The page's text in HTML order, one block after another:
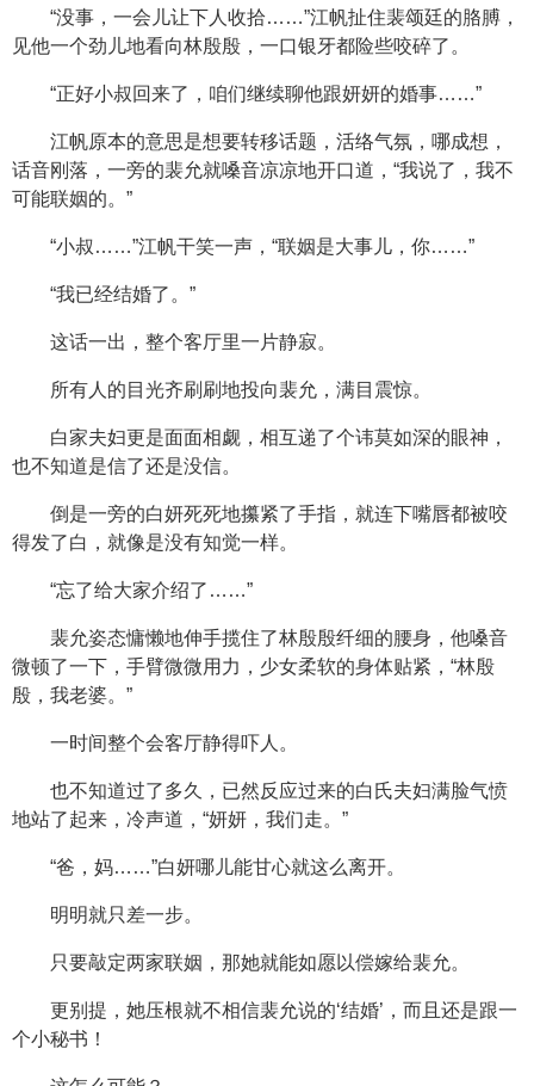
“没事，一会儿让下人收拾……”江帆扯住裴颂廷的胳膊，
见他一个劲儿地看向林殷殷，一口银牙都险些咬碎了。
“正好小叔回来了，咱们继续聊他跟妍妍的婚事……”
江帆原本的意思是想要转移话题，活络气氛，哪成想，
话音刚落，一旁的裴允就嗓音凉凉地开口道，“我说了，我不
可能联姻的。”
“小叔……”江帆干笑一声，“联姻是大事儿，你……”
“我已经结婚了。”
这话一出，整个客厅里一片静寂。
所有人的目光齐刷刷地投向裴允，满目震惊。
白家夫妇更是面面相觑，相互递了个讳莫如深的眼神，
也不知道是信了还是没信。
倒是一旁的白妍死死地攥紧了手指，就连下嘴唇都被咬
得发了白，就像是没有知觉一样。
“忘了给大家介绍了……”
裴允姿态慵懒地伸手揽住了林殷殷纤细的腰身，他嗓音
微顿了一下，手臂微微用力，少女柔软的身体贴紧，“林殷
殷，我老婆。”
一时间整个会客厅静得吓人。
也不知道过了多久，已然反应过来的白氏夫妇满脸气愤
地站了起来，冷声道，“妍妍，我们走。”
“爸，妈……”白妍哪儿能甘心就这么离开。
明明就只差一步。
只要敲定两家联姻，那她就能如愿以偿嫁给裴允。
更别提，她压根就不相信裴允说的‘结婚’，而且还是跟一
个小秘书！